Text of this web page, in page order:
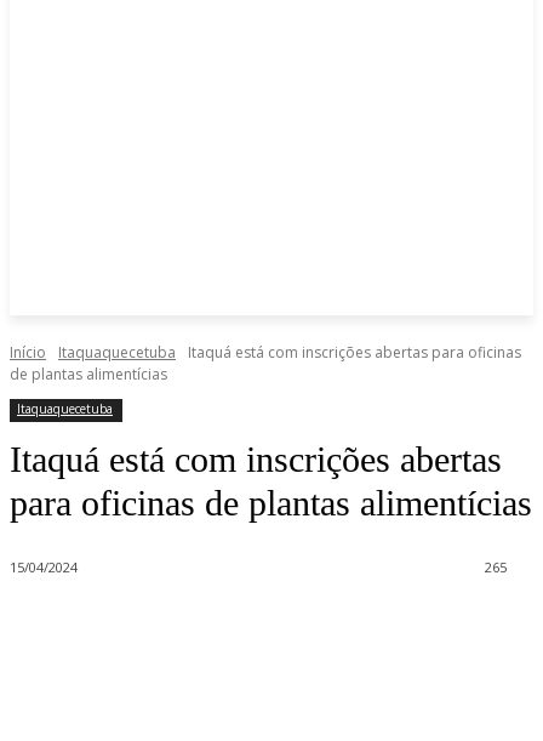
Início Itaquaquecetuba
Itaquá está com inscrições abertas para oficinas
de plantas alimentícias
Itaquaquecetuba
Itaquá está com inscrições abertas
para oficinas de plantas alimentícias
15/04/2024 265